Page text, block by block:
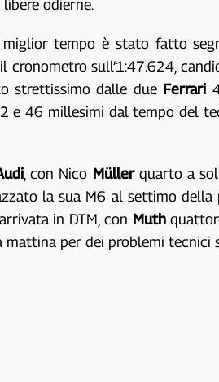
odierne.
tempo è stato fatto
sull’1:47.624,
strettissimo dalle due Ferrari
e 46 millesimi dal tempo del
, con Nico Müller quarto a
la sua M6 al settimo
in DTM, con Muth
per dei problemi tecnici